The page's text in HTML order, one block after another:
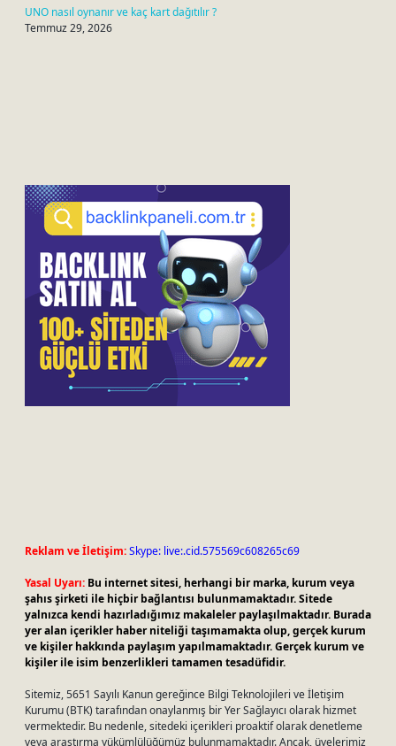
UNO nasıl oynanır ve kaç kart dağıtılır ?
Temmuz 29, 2026
Reklam ve İletişim:Skype: live:.cid.575569c608265c69
Yasal Uyarı: Bu internet sitesi, herhangi bir marka, kurum veya
şahıs şirketi ile hiçbir bağlantısı bulunmamaktadır. Sitede
yalnızca kendi hazırladığımız makaleler paylaşılmaktadır. Burada
yer alan içerikler haber niteliği taşımamakta olup, gerçek kurum
ve kişiler hakkında paylaşım yapılmamaktadır. Gerçek kurum ve
kişiler ile isim benzerlikleri tamamen tesadüfidir.
Sitemiz, 5651 Sayılı Kanun gereğince Bilgi Teknolojileri ve İletişim
Kurumu (BTK) tarafından onaylanmış bir Yer Sağlayıcı olarak hizmet
vermektedir. Bu nedenle, sitedeki içerikleri proaktif olarak denetleme
veya araştırma yükümlülüğümüz bulunmamaktadır. Ancak, üyelerimiz